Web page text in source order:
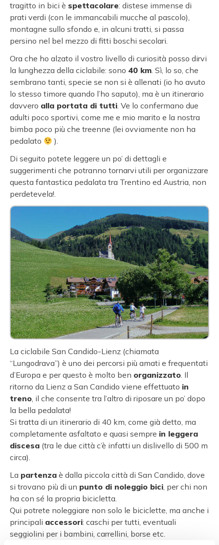
tragitto in bici è spettacolare: distese immense di
prati verdi (con le immancabili mucche al pascolo),
montagne sullo sfondo e, in alcuni tratti, si passa
persino nel bel mezzo di fitti boschi secolari.
Ora che ho alzato il vostro livello di curiosità posso dirvi
la lunghezza della ciclabile: sono 40 km. Sì, lo so, che
sembrano tanti, specie se non si è allenati (io ho avuto
lo stesso timore quando l’ho saputo), ma è un itinerario
davvero alla portata di tutti. Ve lo confermano due
adulti poco sportivi, come me e mio marito e la nostra
bimba poco più che treenne (lei ovviamente non ha
pedalato
).
Di seguito potete leggere un po’ di dettagli e
suggerimenti che potranno tornarvi utili per organizzare
questa fantastica pedalata tra Trentino ed Austria, non
perdetevela!.
La ciclabile San Candido-Lienz (chiamata
“Lungodrava”) è uno dei percorsi più amati e frequentati
d’Europa e per questo è molto ben organizzato. Il
ritorno da Lienz a San Candido viene effettuato in
treno, il che consente tra l’altro di riposare un po’ dopo
la bella pedalata!
Si tratta di un itinerario di 40 km, come già detto, ma
completamente asfaltato e quasi sempre in leggera
discesa (tra le due città c’è infatti un dislivello di 500 m
circa).
La partenza è dalla piccola città di San Candido, dove
si trovano più di un punto di noleggio bici, per chi non
ha con sé la propria bicicletta.
Qui potrete noleggiare non solo le biciclette, ma anche i
principali accessori: caschi per tutti, eventuali
seggiolini per i bambini, carrellini, borse etc.